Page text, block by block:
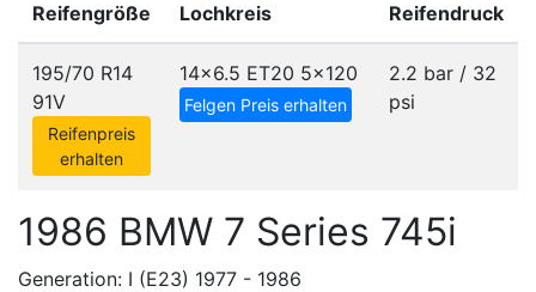
Reifengröße
Lochkreis
Reifendruck
195/70 R14
91V
Reifenpreis
erhalten
14x6.5 ET20 5x120
Felgen Preis erhalten
2.2 bar / 32
psi
1986 BMW 7 Series 745i
Generation: I (E23) 1977 - 1986